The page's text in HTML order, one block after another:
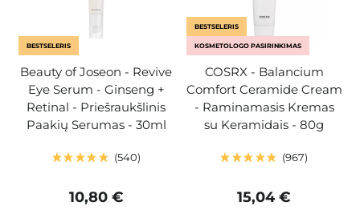
BESTSELERIS
Beauty of Joseon - Revive
Eye Serum - Ginseng +
Retinal - Priešraukšlinis
Paakių Serumas - 30ml
540
10,80 €
BESTSELERIS
KOSMETOLOGO PASIRINKIMAS
COSRX - Balancium
Comfort Ceramide Cream
- Raminamasis Kremas
su Keramidais - 80g
967
15,04 €